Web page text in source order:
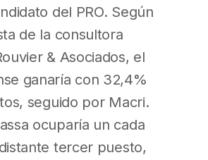
del PRO. Según
de la consultora
& Asociados, el
ganaría con 32,4%
seguido por Macri.
ocuparía un cada
tercer puesto,